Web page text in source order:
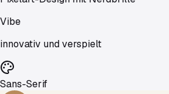
Vibe
innovativ und verspielt
Sans-Serif